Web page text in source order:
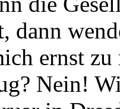
dann
ernst
Nein!